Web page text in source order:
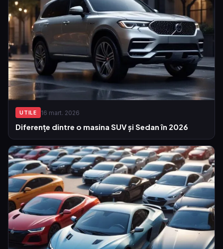
UTILE 16 mart. 2026
Diferențe dintre o masina SUV și Sedan în 2026